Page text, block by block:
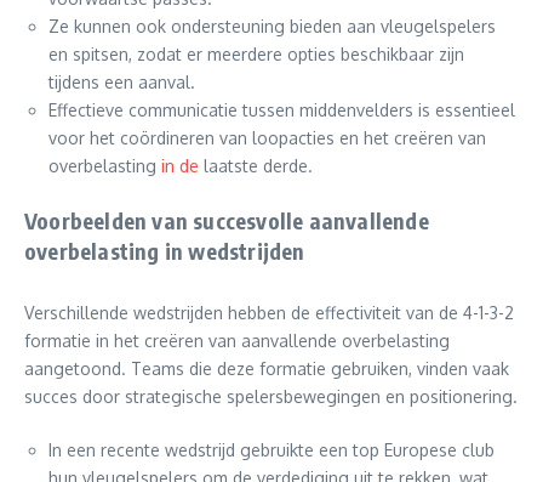
Ze kunnen ook ondersteuning bieden aan vleugelspelers
en spitsen, zodat er meerdere opties beschikbaar zijn
tijdens een aanval.
Effectieve communicatie tussen middenvelders is essentieel
voor het coördineren van loopacties en het creëren van
overbelasting in de laatste derde.
Voorbeelden van succesvolle aanvallende
overbelasting in wedstrijden
Verschillende wedstrijden hebben de effectiviteit van de 4-1-3-2
formatie in het creëren van aanvallende overbelasting
aangetoond. Teams die deze formatie gebruiken, vinden vaak
succes door strategische spelersbewegingen en positionering.
In een recente wedstrijd gebruikte een top Europese club